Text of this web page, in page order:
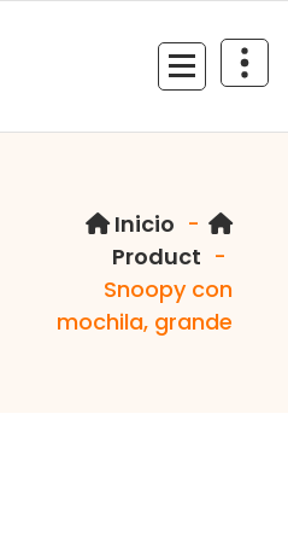
Inicio -
Product -
Snoopy con
mochila, grande